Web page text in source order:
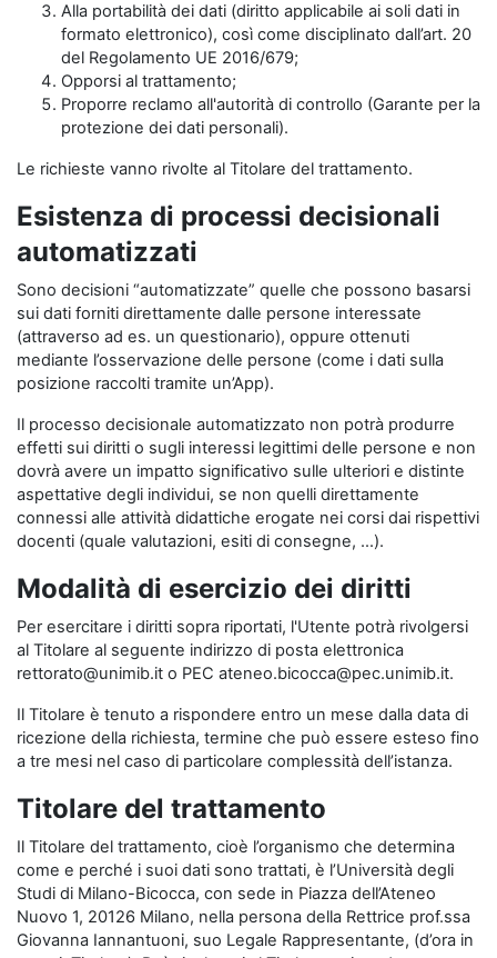
Alla portabilità dei dati (diritto applicabile ai soli dati in
formato elettronico), così come disciplinato dall’art. 20
del Regolamento UE 2016/679;
Opporsi al trattamento;
Proporre reclamo all'autorità di controllo (Garante per la
protezione dei dati personali).
Le richieste vanno rivolte al Titolare del trattamento.
Esistenza di processi decisionali
automatizzati
Sono decisioni “automatizzate” quelle che possono basarsi
sui dati forniti direttamente dalle persone interessate
(attraverso ad es. un questionario), oppure ottenuti
mediante l’osservazione delle persone (come i dati sulla
posizione raccolti tramite un’App).
Il processo decisionale automatizzato non potrà produrre
effetti sui diritti o sugli interessi legittimi delle persone e non
dovrà avere un impatto significativo sulle ulteriori e distinte
aspettative degli individui, se non quelli direttamente
connessi alle attività didattiche erogate nei corsi dai rispettivi
docenti (quale valutazioni, esiti di consegne, …).
Modalità di esercizio dei diritti
Per esercitare i diritti sopra riportati, l'Utente potrà rivolgersi
al Titolare al seguente indirizzo di posta elettronica
rettorato@unimib.it o PEC ateneo.bicocca@pec.unimib.it.
Il Titolare è tenuto a rispondere entro un mese dalla data di
ricezione della richiesta, termine che può essere esteso fino
a tre mesi nel caso di particolare complessità dell’istanza.
Titolare del trattamento
Il Titolare del trattamento, cioè l’organismo che determina
come e perché i suoi dati sono trattati, è l’Università degli
Studi di Milano-Bicocca, con sede in Piazza dell’Ateneo
Nuovo 1, 20126 Milano, nella persona della Rettrice prof.ssa
Giovanna Iannantuoni, suo Legale Rappresentante, (d’ora in